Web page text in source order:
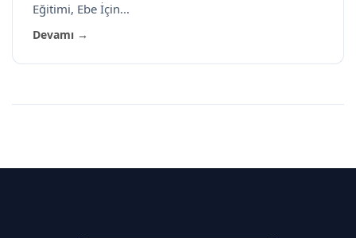
Eğitimi, Ebe İçin...
Devamı →